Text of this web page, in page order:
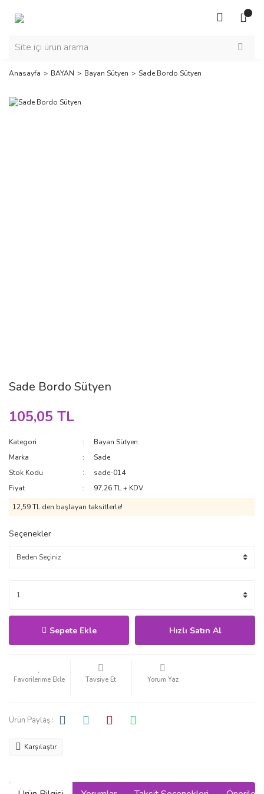
Anasayfa BAYAN Bayan Sütyen Sade Bordo Sütyen
Sade Bordo Sütyen
105,05 TL
Kategori
Bayan Sütyen
Marka
Sade
Stok Kodu
sade-014
Fiyat
97,26 TL + KDV
12,59 TL den başlayan taksitlerle!
Seçenekler
Sepete Ekle Hızlı Satın Al
Tavsiye Et Yorum Yaz
Ürün Paylaş :
Karşılaştır